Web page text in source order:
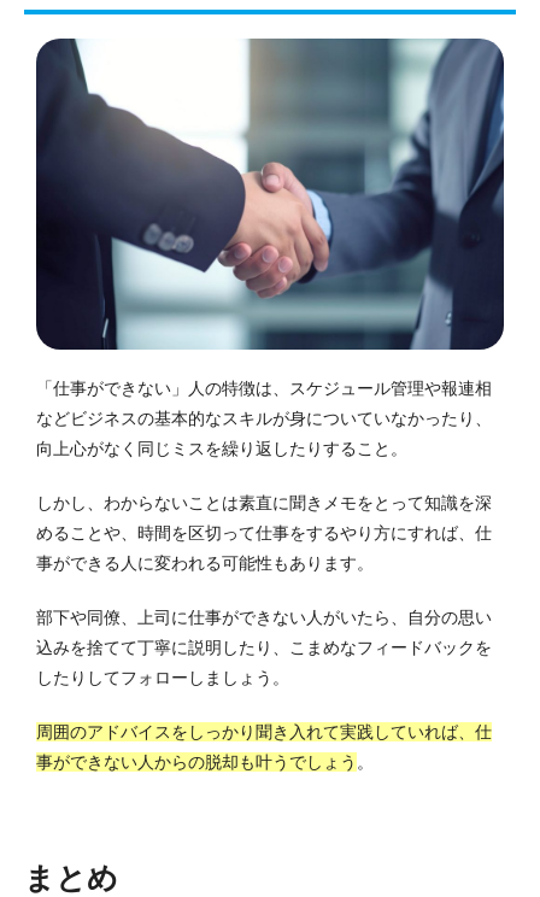
「仕事ができない」人の特徴は、スケジュール管理や報連相
などビジネスの基本的なスキルが身についていなかったり、
向上心がなく同じミスを繰り返したりすること。
しかし、わからないことは素直に聞きメモをとって知識を深
めることや、時間を区切って仕事をするやり方にすれば、仕
事ができる人に変われる可能性もあります。
部下や同僚、上司に仕事ができない人がいたら、自分の思い
込みを捨てて丁寧に説明したり、こまめなフィードバックを
したりしてフォローしましょう。
周囲のアドバイスをしっかり聞き入れて実践していれば、仕
事ができない人からの脱却も叶うでしょう 。
まとめ